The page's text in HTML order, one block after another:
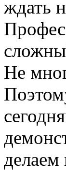
ждать
Не
делаем